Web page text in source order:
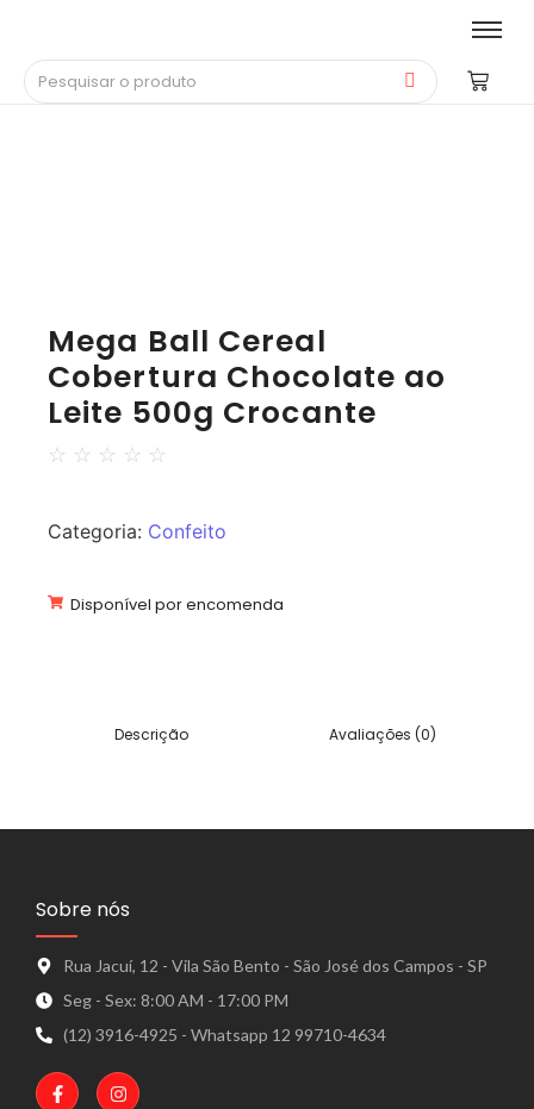
Mega Ball Cereal
Cobertura Chocolate ao
Leite 500g Crocante
☆ ☆ ☆ ☆ ☆
Categoria: Confeito
Disponível por encomenda
Descrição Avaliações (0)
Sobre nós
Rua Jacuí, 12 - Vila São Bento - São José dos Campos - SP
Seg - Sex: 8:00 AM - 17:00 PM
(12) 3916-4925 - Whatsapp 12 99710-4634